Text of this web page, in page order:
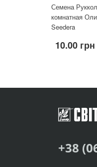
Семена
комнатная
Seedera
10.00 грн
+38